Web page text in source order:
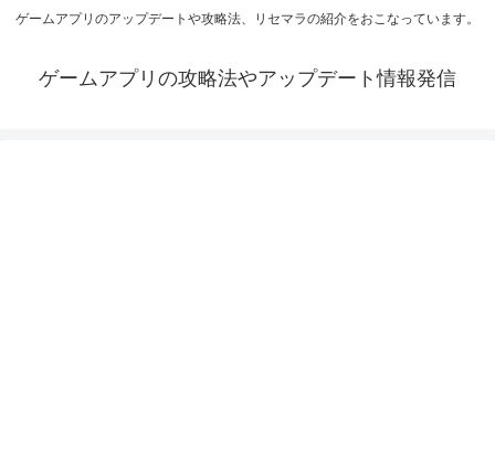
ゲームアプリのアップデートや攻略法、リセマラの紹介をおこなっています。
ゲームアプリの攻略法やアップデート情報発信